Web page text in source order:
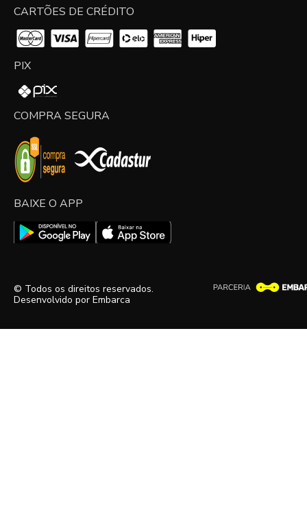
CARTÕES DE CRÉDITO
PIX
COMPRA SEGURA
BAIXE O APP
© Todos os direitos reservados.
Desenvolvido por Embarca